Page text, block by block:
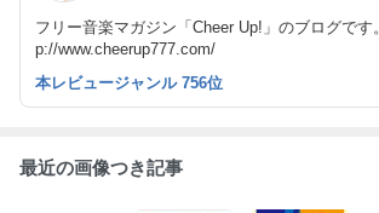
フリー音楽マガジン「Cheer Up!」のブログで
p://www.cheerup777.com/
本レビュージャンル 756位
最近の画像つき記事